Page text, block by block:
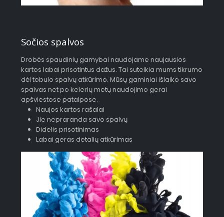
Sočios spalvos
Drobės spaudinių gamybai naudojame naujausios
kartos labai prisotintus dažus. Tai suteikia mums tikrumo
dėl tobulo spalvų atkūrimo. Mūsų gaminiai išlaiko savo
spalvas net po kelerių metų naudojimo gerai
apšviestose patalpose.
Naujos kartos rašalai
Jie nepraranda savo spalvų
Didelis prisotinimas
Labai geras detalių atkūrimas